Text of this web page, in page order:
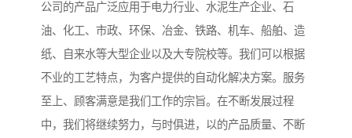
公司的产品广泛应用于电力行业、水泥生产企业、石
油、化工、市政、环保、冶金、铁路、机车、船舶、造
纸、自来水等大型企业以及大专院校等。我们可以根据
不业的工艺特点，为客户提供的自动化解决方案。服务
至上、顾客满意是我们工作的宗旨。在不断发展过程
中，我们将继续努力，与时俱进，以的产品质量、不断